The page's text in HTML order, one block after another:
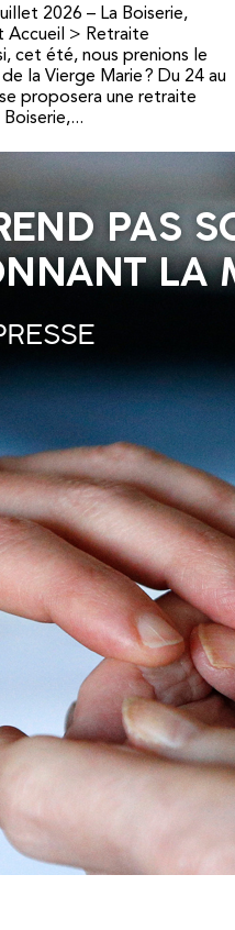
2026 – La Boiserie,
Accueil > Retraite
cet été, nous prenions le
la Vierge Marie ? Du 24 au
proposera une retraite